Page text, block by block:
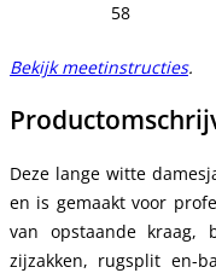
58
Bekijk meetinstructies.
Deze lange witte
en is gemaakt voor
van opstaande kraag,
zijzakken, rugsplit en-